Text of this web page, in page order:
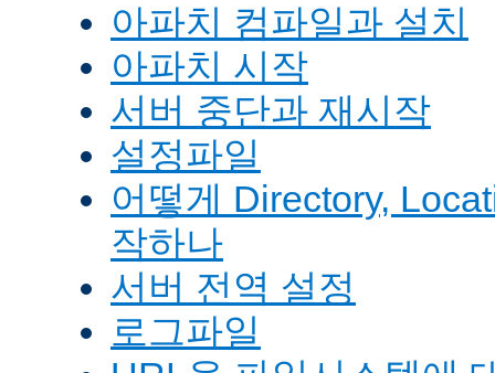
아파치 컴파일과 설치
아파치 시작
서버 중단과 재시작
설정파일
어떻게 Directory,
작하나
서버 전역 설정
로그파일